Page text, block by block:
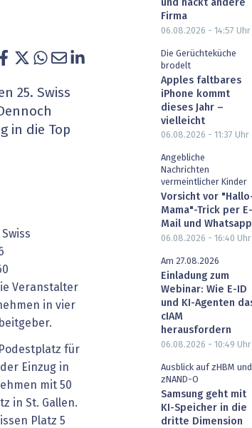
& Co.
Artificial Intelligence
Finance 2030
Fintech & Insurtech
Professional AV & Digital Signage
25. Swiss
in die Top
Veranstalter
in vier
für
Einzug in
mit 50
in St. Gallen.
Platz 5
und hackt andere
Firma
06.08.2026 - 14:57 Uhr
Die Gerüchteküche
brodelt
Apples faltbares
iPhone kommt
dieses Jahr –
vielleicht
06.08.2026 - 11:37 Uhr
Angebliche
Nachrichten
vermeintlicher Kinder
Vorsicht vor
Mama"-Trick per E-
Mail und Whatsapp
06.08.2026 - 16:40 Uhr
Am 27.08.2026
Einladung zum
Webinar: Wie E-ID
und KI-Agenten
cIAM
herausfordern
06.08.2026 - 10:49 Uhr
Ausblick auf zHBM und
zNAND-O
Samsung geht mit
KI-Speicher in die
dritte Dimension